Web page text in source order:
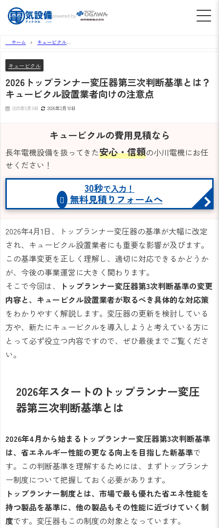
powered by
ホーム
キュービクル
キュービクル
2026トップランナー変圧器第三次判断基準とは？
キュービクル設置業者向けの注意点
2025年5月9日 2026年2月10日
キュービクルの費用見積なら
長年電機設備を扱ってきた安心・信頼の小川電機にお任
せください！
30秒で入力！
無料見積りフォームへ
2026年4月1日、トップランナー変圧器の基準が大幅に改定
され、キュービクル設置業者にも重要な影響が及びます。
この基準変更を正しく理解し、適切に対応できるかどうか
が、今後の事業運営に大きく関わります。
そこで今回は、
トップランナー変圧器第3次判断基準の変更
内容と、キュービクル設置業者が取るべき具体的な対応策
をわかりやすく解説します。変圧器の更新を検討している
方や、新たにキュービクルを導入しようと考えている方に
とって必ず役立つ内容ですので、ぜひ最後までご覧くださ
い。
2026年スタートのトップランナー変圧
器第三次判断基準とは
2026年4月から始まるトップランナー変圧器第3次判断基準
は、省エネルギー性能の更なる向上を目指した新基準で
す。この判断基準を理解するためには、まずトップランナ
ー制度について把握しておく必要があります。
トップランナー制度とは、市場で最も優れた省エネ性能を
持つ製品を基準に、他の製品もその性能に近づけていく制
度です。変圧器もこの制度の対象となっています。